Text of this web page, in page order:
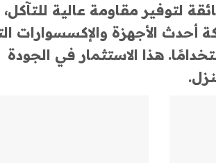
لتوفير مقاومة عالية للتآكل،
أحدث الأجهزة والإكسسوارات
هذا الاستثمار في الجودة